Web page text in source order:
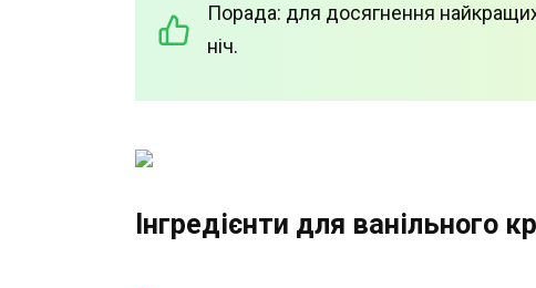
Порада: для досягнення
ніч.
Інгредієнти для ванільного